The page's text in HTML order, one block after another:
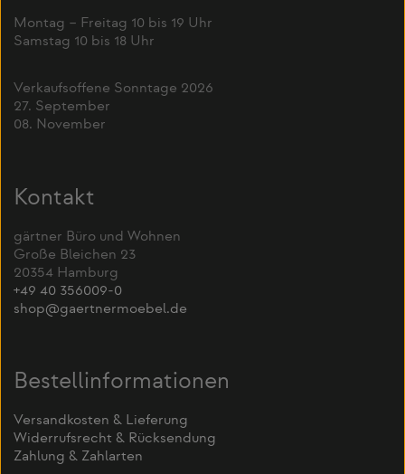
Montag – Freitag 10 bis 19 Uhr
Samstag 10 bis 18 Uhr
Verkaufsoffene Sonntage 2026
27. September
08. November
Kontakt
gärtner Büro und Wohnen
Große Bleichen 23
20354 Hamburg
+49 40 356009-0
shop@gaertnermoebel.de
Bestellinformationen
Versandkosten & Lieferung
Widerrufsrecht & Rücksendung
Zahlung & Zahlarten